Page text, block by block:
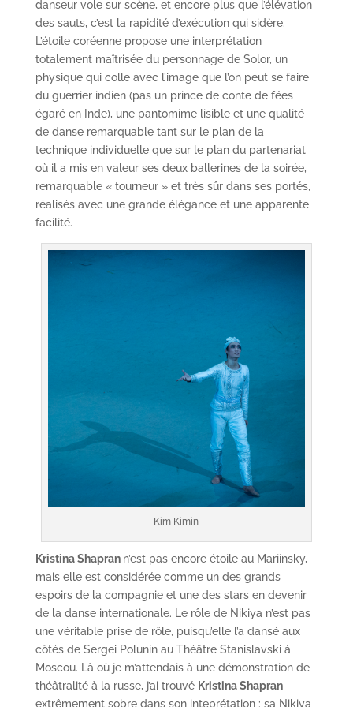
danseur vole sur scène, et encore plus que l’élévation
des sauts, c’est la rapidité d’exécution qui sidère.
L’étoile coréenne propose une interprétation
totalement maîtrisée du personnage de Solor, un
physique qui colle avec l’image que l’on peut se faire
du guerrier indien (pas un prince de conte de fées
égaré en Inde), une pantomime lisible et une qualité
de danse remarquable tant sur le plan de la
technique individuelle que sur le plan du partenariat
où il a mis en valeur ses deux ballerines de la soirée,
remarquable « tourneur » et très sûr dans ses portés,
réalisés avec une grande élégance et une apparente
facilité.
Kim Kimin
Kristina Shapran n’est pas encore étoile au Mariinsky,
mais elle est considérée comme un des grands
espoirs de la compagnie et une des stars en devenir
de la danse internationale. Le rôle de Nikiya n’est pas
une véritable prise de rôle, puisqu’elle l’a dansé aux
côtés de Sergei Polunin au Théâtre Stanislavski à
Moscou. Là où je m’attendais à une démonstration de
théâtralité à la russe, j’ai trouvé Kristina Shapran
extrêmement sobre dans son inteprétation : sa Nikiya